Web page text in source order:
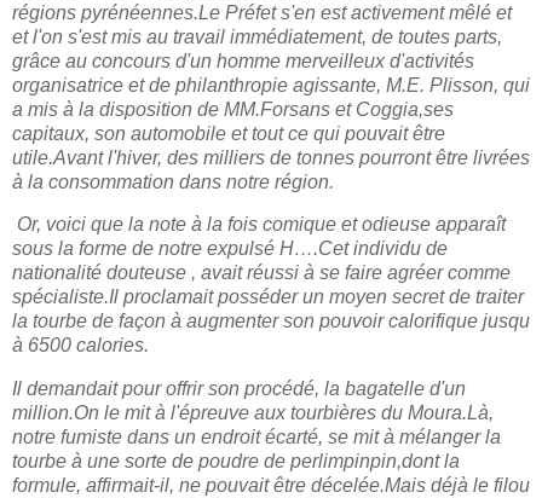
régions pyrénéennes.Le Préfet s'en est activement mêlé et
et l'on s'est mis au travail immédiatement, de toutes parts,
grâce au concours d'un homme merveilleux d'activités
organisatrice et de philanthropie agissante, M.E. Plisson, qui
a mis à la disposition de MM.Forsans et Coggia,ses
capitaux, son automobile et tout ce qui pouvait être
utile.Avant l'hiver, des milliers de tonnes pourront être livrées
à la consommation dans notre région.
Or, voici que la note à la fois comique et odieuse apparaît
sous la forme de notre expulsé H….Cet individu de
nationalité douteuse , avait réussi à se faire agréer comme
spécialiste.Il proclamait posséder un moyen secret de traiter
la tourbe de façon à augmenter son pouvoir calorifique jusqu
à 6500 calories.
Il demandait pour offrir son procédé, la bagatelle d'un
million.On le mit à l'épreuve aux tourbières du Moura.Là,
notre fumiste dans un endroit écarté, se mit à mélanger la
tourbe à une sorte de poudre de perlimpinpin,dont la
formule, affirmait-il, ne pouvait être décelée.Mais déjà le filou